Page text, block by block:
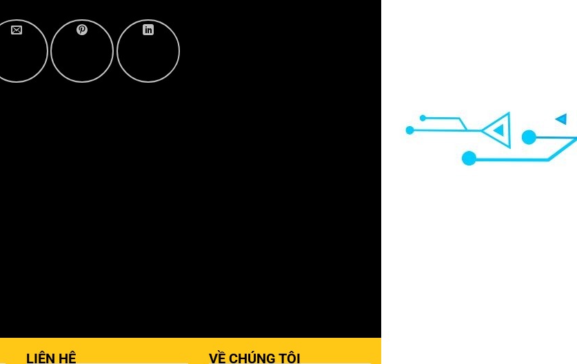
LIÊN HỆ VỀ CHÚNG TÔI